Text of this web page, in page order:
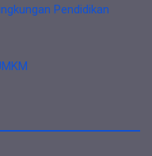
Pendidikan